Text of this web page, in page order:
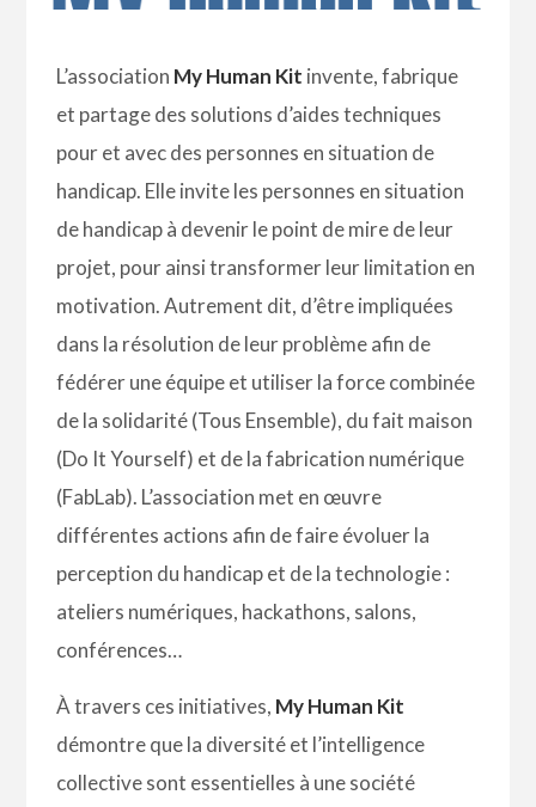
L’association My Human Kit invente, fabrique
et partage des solutions d’aides techniques
pour et avec des personnes en situation de
handicap. Elle invite les personnes en situation
de handicap à devenir le point de mire de leur
projet, pour ainsi transformer leur limitation en
motivation. Autrement dit, d’être impliquées
dans la résolution de leur problème afin de
fédérer une équipe et utiliser la force combinée
de la solidarité (Tous Ensemble), du fait maison
(Do It Yourself) et de la fabrication numérique
(FabLab). L’association met en œuvre
différentes actions afin de faire évoluer la
perception du handicap et de la technologie :
ateliers numériques, hackathons, salons,
conférences…
À travers ces initiatives, My Human Kit
démontre que la diversité et l’intelligence
collective sont essentielles à une société